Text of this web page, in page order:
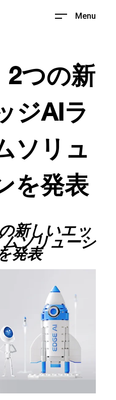
Menu
つの新
ジAIラ
ソリュ
を発表
新しいエッ
ソリューシ
発表